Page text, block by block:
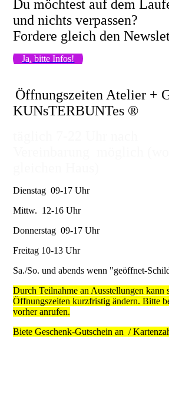
Du möchtest auf dem
und nichts verpassen?
Fordere gleich den
Ja, bitte Infos!
Öffnungszeiten Atelier +
KUNsTERBUNTes ®
Dienstag 09-17 Uhr
Mittw. 12-16 Uhr
Donnerstag 09-17 Uhr
Freitag 10-13 Uhr
Sa./So. und abends wenn "geöffnet-
Durch Teilnahme an Ausstellungen kann
Öffnungszeiten kurzfristig ändern. Bitte
vorher anrufen.
Biete Geschenk-Gutschein an /